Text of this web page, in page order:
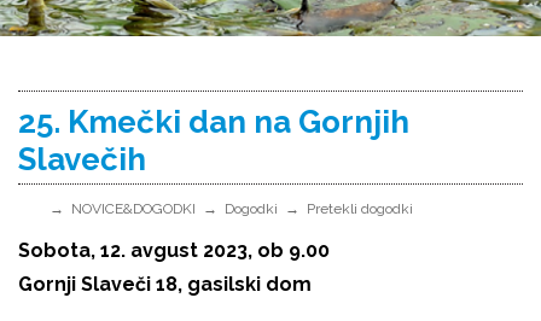
25. Kmečki dan na Gornjih
Slavečih
NOVICE&DOGODKI Dogodki Pretekli dogodki
Sobota, 12. avgust 2023, ob 9.00
Gornji Slaveči 18, gasilski dom